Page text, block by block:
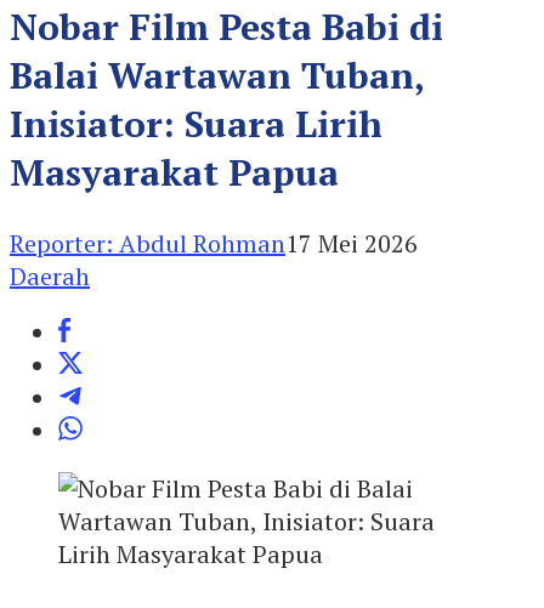
Nobar Film Pesta Babi di
Balai Wartawan Tuban,
Inisiator: Suara Lirih
Masyarakat Papua
Reporter: Abdul Rohman17 Mei 2026
Daerah